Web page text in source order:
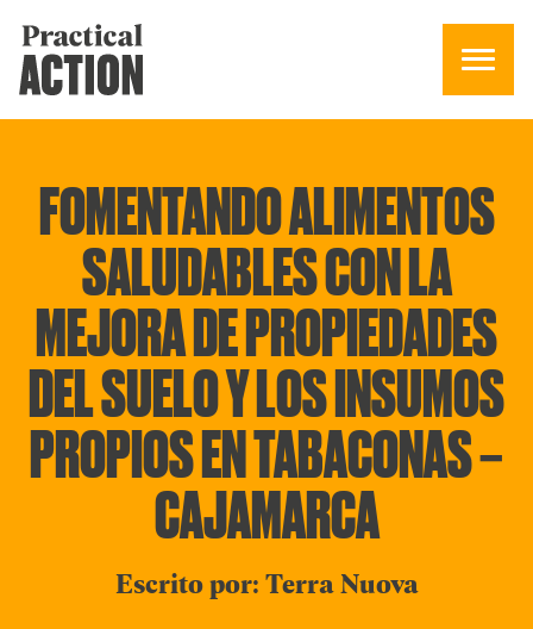
FOMENTANDO ALIMENTOS
SALUDABLES CON LA
MEJORA DE PROPIEDADES
DEL SUELO Y LOS INSUMOS
PROPIOS EN TABACONAS –
CAJAMARCA
Escrito por: Terra Nuova